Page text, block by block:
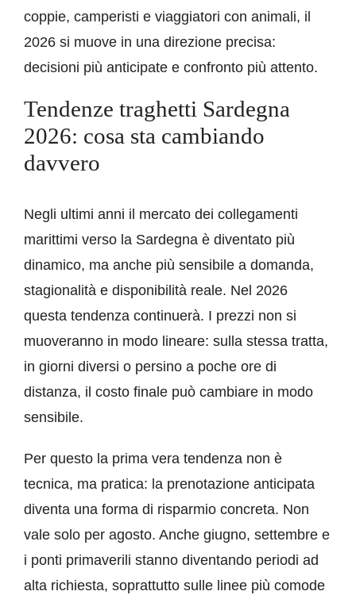
coppie, camperisti e viaggiatori con animali, il
2026 si muove in una direzione precisa:
decisioni più anticipate e confronto più attento.
Tendenze traghetti Sardegna
2026: cosa sta cambiando
davvero
Negli ultimi anni il mercato dei collegamenti
marittimi verso la Sardegna è diventato più
dinamico, ma anche più sensibile a domanda,
stagionalità e disponibilità reale. Nel 2026
questa tendenza continuerà. I prezzi non si
muoveranno in modo lineare: sulla stessa tratta,
in giorni diversi o persino a poche ore di
distanza, il costo finale può cambiare in modo
sensibile.
Per questo la prima vera tendenza non è
tecnica, ma pratica: la prenotazione anticipata
diventa una forma di risparmio concreta. Non
vale solo per agosto. Anche giugno, settembre e
i ponti primaverili stanno diventando periodi ad
alta richiesta, soprattutto sulle linee più comode